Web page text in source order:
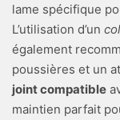
lame spécifique
L’utilisation d’un
également
poussières et un
joint compatible
maintien parfait